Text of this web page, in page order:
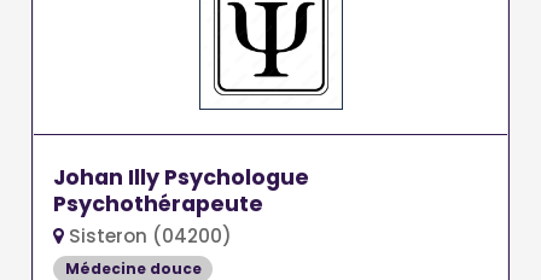
Johan Illy Psychologue
Psychothérapeute
Sisteron (04200)
Médecine douce